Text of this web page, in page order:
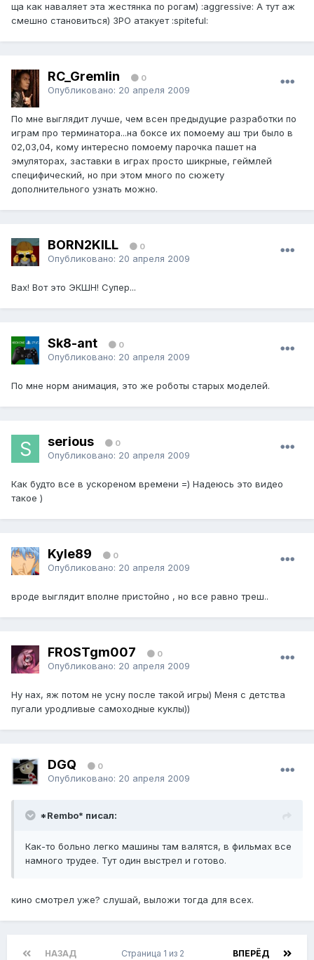
ща как наваляет эта жестянка по рогам) :aggressive: А тут аж
смешно становиться) 3PO атакует :spiteful:
RC_Gremlin 0
Опубликовано: 20 апреля 2009
По мне выглядит лучше, чем всен предыдущие разработки по
играм про терминатора...на боксе их помоему аш три было в
02,03,04, кому интересно помоему парочка пашет на
эмуляторах, заставки в играх просто шикрные, геймлей
специфический, но при этом много по сюжету
дополнительного узнать можно.
BORN2KILL 0
Опубликовано: 20 апреля 2009
Вах! Вот это ЭКШН! Супер...
Sk8-ant 0
Опубликовано: 20 апреля 2009
По мне норм анимация, это же роботы старых моделей.
serious 0
Опубликовано: 20 апреля 2009
Как будто все в ускореном времени =) Надеюсь это видео
такое )
Kyle89 0
Опубликовано: 20 апреля 2009
вроде выглядит вполне пристойно , но все равно треш..
FROSTgm007 0
Опубликовано: 20 апреля 2009
Ну нах, яж потом не усну после такой игры) Меня с детства
пугали уродливые самоходные куклы))
DGQ 0
Опубликовано: 20 апреля 2009
*Rembo* писал:
Как-то больно легко машины там валятся, в фильмах все
намного трудее. Тут один выстрел и готово.
кино смотрел уже? слушай, выложи тогда для всех.
НАЗАД ВПЕРЁД
Страница 1 из 2